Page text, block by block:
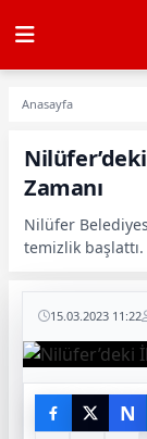
Anasayfa
Zamanı
Nilüfer
temizlik başlattı.
15.03.2023 11:22
N